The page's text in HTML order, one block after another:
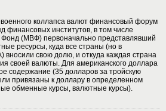
коллапса валют финансовый форум
финансовых институтов, в том числе
(МВФ) первоначально представлявший
ресурсы, куда все страны (но в
свою долю, и откуда каждая страна
своей валюты. Для американского доллара
содержание (35 долларов за тройскую
привязаны к доллару в определенном
обменные курсы, валютные курсы).